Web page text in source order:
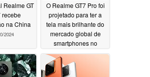
Realme GT
recebe
na China
2024
O Realme GT7 Pro foi
projetado para ter a
tela mais brilhante do
mercado global de
smartphones no
lançamento11/20/2024